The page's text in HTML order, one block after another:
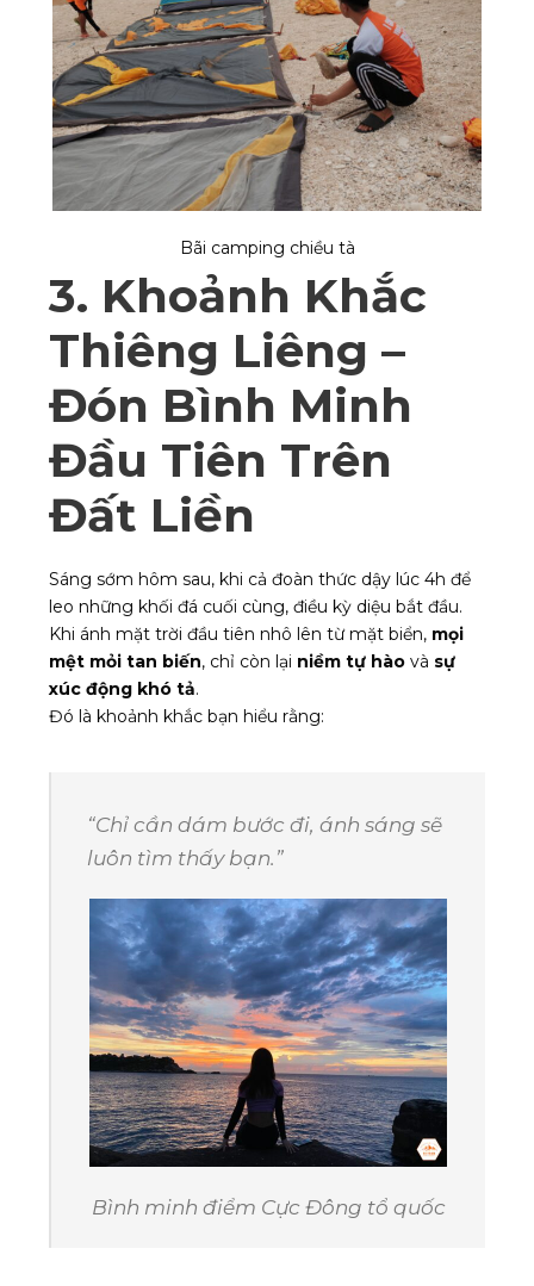
Bãi camping chiều tà
3. Khoảnh Khắc
Thiêng Liêng –
Đón Bình Minh
Đầu Tiên Trên
Đất Liền
Sáng sớm hôm sau, khi cả đoàn thức dậy lúc 4h để
leo những khối đá cuối cùng, điều kỳ diệu bắt đầu.
Khi ánh mặt trời đầu tiên nhô lên từ mặt biển, mọi
mệt mỏi tan biến, chỉ còn lại niềm tự hào và sự
xúc động khó tả.
Đó là khoảnh khắc bạn hiểu rằng:
“Chỉ cần dám bước đi, ánh sáng sẽ
luôn tìm thấy bạn.”
Bình minh điểm Cực Đông tổ quốc